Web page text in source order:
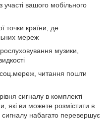
участі вашого мобільного
точки країни, де
мереж
музики,
соц.мереж, читання пошти
сигналу в комплекті
які ви можете розмістити в
сигналу набагато перевершує